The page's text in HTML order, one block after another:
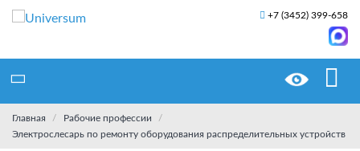
+7 (3452) 399-658
Главная
Рабочие профессии
Электрослесарь по ремонту оборудования распределительных устройств